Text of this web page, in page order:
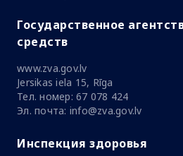
Государственное
средств
www.zva.gov.lv
Jersikas iela 15, Rīga
Тел. номер: 67 078 424
Эл. почта: info@zva.gov.lv
Инспекция здоровья